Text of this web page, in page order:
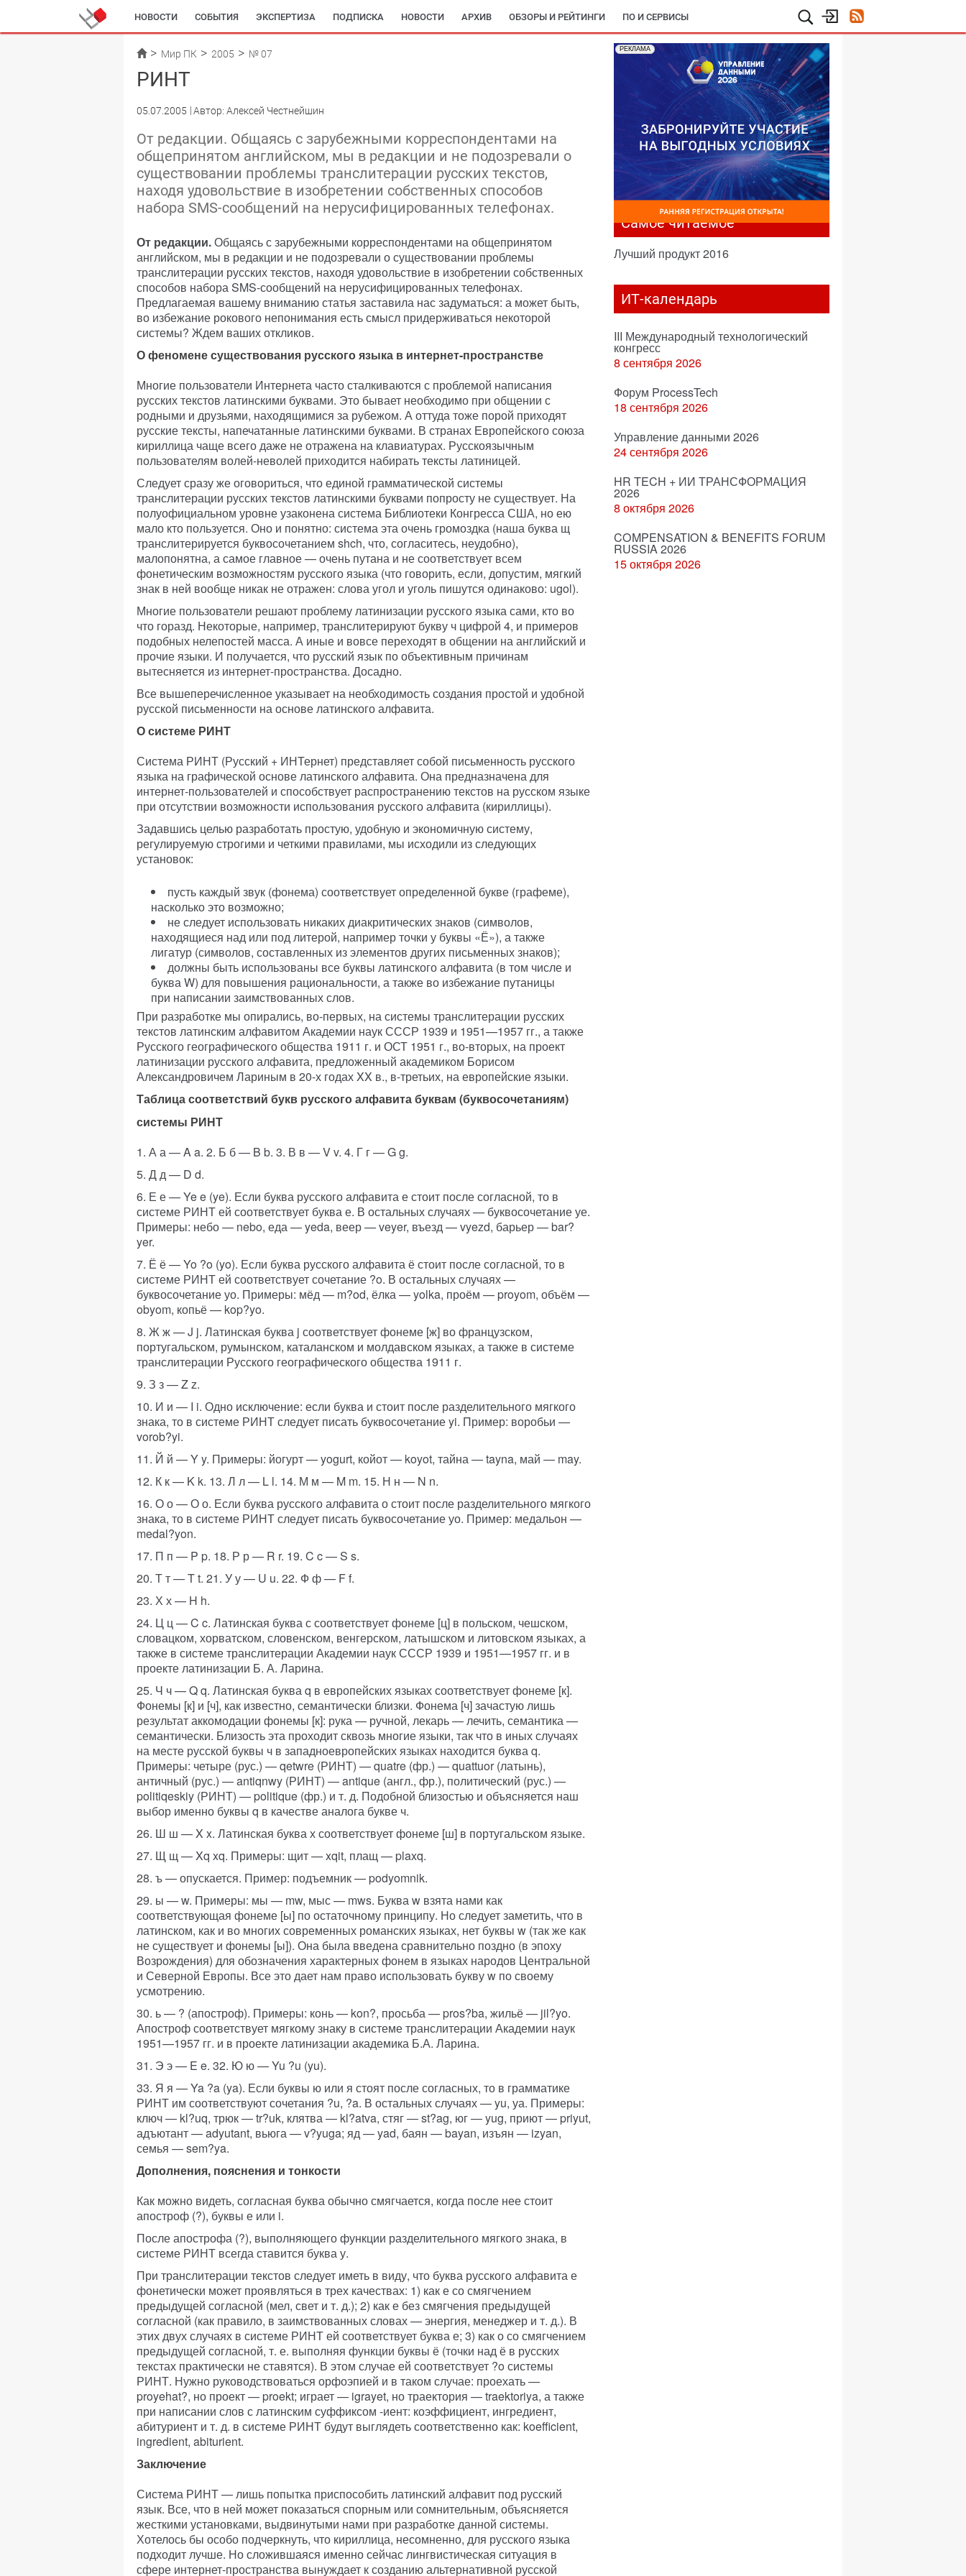
НОВОСТИ СОБЫТИЯ ЭКСПЕРТИЗА ПОДПИСКА НОВОСТИ АРХИВ ОБЗОРЫ И РЕЙТИНГИ ПО И СЕРВИСЫ
Мир ПК 2005 № 07
РИНТ
05.07.2005 Автор: Алексей Честнейшин
От редакции. Общаясь с зарубежными корреспондентами на
общепринятом английском, мы в редакции и не подозревали о
существовании проблемы транслитерации русских текстов,
находя удовольствие в изобретении собственных способов
набора SMS-сообщений на нерусифицированных телефонах.
От редакции.Общаясь с зарубежными корреспондентами на общепринятом
английском, мы в редакции и не подозревали о существовании проблемы
транслитерации русских текстов, находя удовольствие в изобретении собственных
способов набора SMS-сообщений на нерусифицированных телефонах.
Предлагаемая вашему вниманию статья заставила нас задуматься: а может быть,
во избежание рокового непонимания есть смысл придерживаться некоторой
системы? Ждем ваших откликов.
О феномене существования русского языка в интернет-пространстве
Многие пользователи Интернета часто сталкиваются с проблемой написания
русских текстов латинскими буквами. Это бывает необходимо при общении с
родными и друзьями, находящимися за рубежом. А оттуда тоже порой приходят
русские тексты, напечатанные латинскими буквами. В странах Европейского союза
кириллица чаще всего даже не отражена на клавиатурах. Русскоязычным
пользователям волей-неволей приходится набирать тексты латиницей.
Следует сразу же оговориться, что единой грамматической системы
транслитерации русских текстов латинскими буквами попросту не существует. На
полуофициальном уровне узаконена система Библиотеки Конгресса США, но ею
мало кто пользуется. Оно и понятно: система эта очень громоздка (наша буква щ
транслитерируется буквосочетанием shch, что, согласитесь, неудобно),
малопонятна, а самое главное — очень путана и не соответствует всем
фонетическим возможностям русского языка (что говорить, если, допустим, мягкий
знак в ней вообще никак не отражен: слова угол и уголь пишутся одинаково: ugol).
Многие пользователи решают проблему латинизации русского языка сами, кто во
что горазд. Некоторые, например, транслитерируют букву ч цифрой 4, и примеров
подобных нелепостей масса. А иные и вовсе переходят в общении на английский и
прочие языки. И получается, что русский язык по объективным причинам
вытесняется из интернет-пространства. Досадно.
Все вышеперечисленное указывает на необходимость создания простой и удобной
русской письменности на основе латинского алфавита.
О системе РИНТ
Система РИНТ (Русский + ИНТернет) представляет собой письменность русского
языка на графической основе латинского алфавита. Она предназначена для
интернет-пользователей и способствует распространению текстов на русском языке
при отсутствии возможности использования русского алфавита (кириллицы).
Задавшись целью разработать простую, удобную и экономичную систему,
регулируемую строгими и четкими правилами, мы исходили из следующих
установок:
пусть каждый звук (фонема) соответствует определенной букве (графеме),
насколько это возможно;
не следует использовать никаких диакритических знаков (символов,
находящиеся над или под литерой, например точки у буквы «Ё»), а также
лигатур (символов, составленных из элементов других письменных знаков);
должны быть использованы все буквы латинского алфавита (в том числе и
буква W) для повышения рациональности, а также во избежание путаницы
при написании заимствованных слов.
При разработке мы опирались, во-первых, на системы транслитерации русских
текстов латинским алфавитом Академии наук СССР 1939 и 1951—1957 гг., а также
Русского географического общества 1911 г. и ОСТ 1951 г., во-вторых, на проект
латинизации русского алфавита, предложенный академиком Борисом
Александровичем Лариным в 20-х годах XX в., в-третьих, на европейские языки.
Таблица соответствий букв русского алфавита буквам (буквосочетаниям)
системы РИНТ
1. А а — A a. 2. Б б — B b. 3. В в — V v. 4. Г г — G g.
5. Д д — D d.
6. Е е — Ye e (ye). Если буква русского алфавита е стоит после согласной, то в
системе РИНТ ей соответствует буква е. В остальных случаях — буквосочетание уе.
Примеры: небо — nebo, еда — yeda, веер — veyer, въезд — vyezd, барьер — bar?
yer.
7. Ё ё — Yo ?o (yo). Если буква русского алфавита ё стоит после согласной, то в
системе РИНТ ей соответствует сочетание ?o. В остальных случаях —
буквосочетание уо. Примеры: мёд — m?od, ёлка — yolka, проём — proyom, объём —
obyom, копьё — kop?yo.
8. Ж ж — J j. Латинская буква j соответствует фонеме [ж] во французском,
португальском, румынском, каталанском и молдавском языках, а также в системе
транслитерации Русского географического общества 1911 г.
9. З з — Z z.
10. И и — I i. Одно исключение: если буква и стоит после разделительного мягкого
знака, то в системе РИНТ следует писать буквосочетание yi. Пример: воробьи —
vorob?yi.
11. Й й — Y y. Примеры: йогурт — yogurt, койот — koyot, тайна — tayna, май — may.
12. К к — K k. 13. Л л — L l. 14. М м — M m. 15. Н н — N n.
16. О о — О о. Если буква русского алфавита о стоит после разделительного мягкого
знака, то в системе РИНТ следует писать буквосочетание уо. Пример: медальон —
medal?yon.
17. П п — P p. 18. Р р — R r. 19. C c — S s.
20. Т т — T t. 21. У у — U u. 22. Ф ф — F f.
23. Х х — H h.
24. Ц ц — C c. Латинская буква с соответствует фонеме [ц] в польском, чешском,
словацком, хорватском, словенском, венгерском, латышском и литовском языках, а
также в системе транслитерации Академии наук СССР 1939 и 1951—1957 гг. и в
проекте латинизации Б. А. Ларина.
25. Ч ч — Q q. Латинская буква q в европейских языках соответствует фонеме [к].
Фонемы [к] и [ч], как известно, семантически близки. Фонема [ч] зачастую лишь
результат аккомодации фонемы [к]: рука — ручной, лекарь — лечить, семантика —
семантически. Близость эта проходит сквозь многие языки, так что в иных случаях
на месте русской буквы ч в западноевропейских языках находится буква q.
Примеры: четыре (рус.) — qetwre (РИНТ) — quatre (фр.) — quattuor (латынь),
античный (рус.) — antiqnwy (РИНТ) — antique (англ., фр.), политический (рус.) —
politiqeskiy (РИНТ) — politique (фр.) и т. д. Подобной близостью и объясняется наш
выбор именно буквы q в качестве аналога букве ч.
26. Ш ш — X x. Латинская буква х соответствует фонеме [ш] в португальском языке.
27. Щ щ — Xq xq. Примеры: щит — xqit, плащ — plaxq.
28. ъ — опускается. Пример: подъемник — podyomnik.
29. ы — w. Примеры: мы — mw, мыс — mws. Буква w взята нами как
соответствующая фонеме [ы] по остаточному принципу. Но следует заметить, что в
латинском, как и во многих современных романских языках, нет буквы w (так же как
не существует и фонемы [ы]). Она была введена сравнительно поздно (в эпоху
Возрождения) для обозначения характерных фонем в языках народов Центральной
и Северной Европы. Все это дает нам право использовать букву w по своему
усмотрению.
30. ь — ? (апостроф). Примеры: конь — kon?, просьба — pros?ba, жильё — jil?yo.
Апостроф соответствует мягкому знаку в системе транслитерации Академии наук
1951—1957 гг. и в проекте латинизации академика Б.А. Ларина.
31. Э э — E e. 32. Ю ю — Yu ?u (yu).
33. Я я — Ya ?a (ya). Если буквы ю или я стоят после согласных, то в грамматике
РИНТ им соответствуют сочетания ?u, ?a. В остальных случаях — yu, уа. Примеры:
ключ — kl?uq, трюк — tr?uk, клятва — kl?atva, стяг — st?ag, юг — yug, приют — priyut,
адъютант — adyutant, вьюга — v?yuga; яд — yad, баян — bayan, изъян — izyan,
семья — sem?ya.
Дополнения, пояснения и тонкости
Как можно видеть, согласная буква обычно смягчается, когда после нее стоит
апостроф (?), буквы е или i.
После апострофа (?), выполняющего функции разделительного мягкого знака, в
системе РИНТ всегда ставится буква у.
При транслитерации текстов следует иметь в виду, что буква русского алфавита е
фонетически может проявляться в трех качествах: 1) как е со смягчением
предыдущей согласной (мел, свет и т. д.); 2) как е без смягчения предыдущей
согласной (как правило, в заимствованных словах — энергия, менеджер и т. д.). В
этих двух случаях в системе РИНТ ей соответствует буква е; 3) как о со смягчением
предыдущей согласной, т. е. выполняя функции буквы ё (точки над ё в русских
текстах практически не ставятся). В этом случае ей соответствует ?o системы
РИНТ. Нужно руководствоваться орфоэпией и в таком случае: проехать —
proyehat?, но проект — proekt; играет — igrayet, но траектория — traektoriya, а также
при написании слов с латинским суффиксом -иент: коэффициент, ингредиент,
абитуриент и т. д. в системе РИНТ будут выглядеть соответственно как: koefficient,
ingredient, abiturient.
Заключение
Система РИНТ — лишь попытка приспособить латинский алфавит под русский
язык. Все, что в ней может показаться спорным или сомнительным, объясняется
жесткими установками, выдвинутыми нами при разработке данной системы.
Хотелось бы особо подчеркнуть, что кириллица, несомненно, для русского языка
подходит лучше. Но сложившаяся именно сейчас лингвистическая ситуация в
сфере интернет-пространства вынуждает к созданию альтернативной русской
РЕКЛАМА
Самое читаемое
Лучший продукт 2016
ИТ-календарь
III Международный технологический
конгресс
8 сентября 2026
Форум ProcessTech
18 сентября 2026
Управление данными 2026
24 сентября 2026
HR TECH + ИИ ТРАНСФОРМАЦИЯ
2026
8 октября 2026
COMPENSATION & BENEFITS FORUM
RUSSIA 2026
15 октября 2026